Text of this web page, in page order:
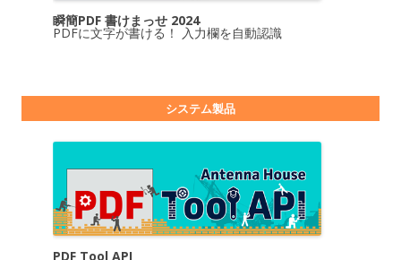
瞬簡PDF 書けまっせ 2024
PDFに文字が書ける！ 入力欄を自動認識
システム製品
PDF Tool API